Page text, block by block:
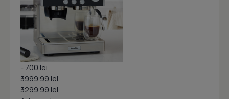
- 700 lei
3999.99 lei
3299.99 lei